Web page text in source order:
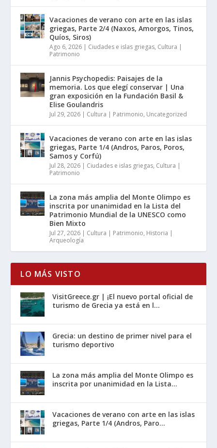
Vacaciones de verano con arte en las islas
griegas, Parte 2/4 (Naxos, Amorgos, Tinos,
Quíos, Siros)
Ago 6, 2026 | Ciudades e islas griegas, Cultura |
Patrimonio
Jannis Psychopedis: Paisajes de la
memoria. Los que elegí conservar | Una
gran exposición en la Fundación Basil &
Elise Goulandris
Jul 29, 2026 | Cultura | Patrimonio, Uncategorized
Vacaciones de verano con arte en las islas
griegas, Parte 1/4 (Andros, Paros, Poros,
Samos y Corfú)
Jul 28, 2026 | Ciudades e islas griegas, Cultura |
Patrimonio
La zona más amplia del Monte Olimpo es
inscrita por unanimidad en la Lista del
Patrimonio Mundial de la UNESCO como
Bien Mixto
Jul 27, 2026 | Cultura | Patrimonio, Historia |
Arqueología
LO MÁS VISTO
VisitGreece.gr | ¡El nuevo portal oficial de
turismo de Grecia ya está en l...
Grecia: un destino de primer nivel para el
turismo deportivo
La zona más amplia del Monte Olimpo es
inscrita por unanimidad en la Lista...
Vacaciones de verano con arte en las islas
griegas, Parte 1/4 (Andros, Paro...